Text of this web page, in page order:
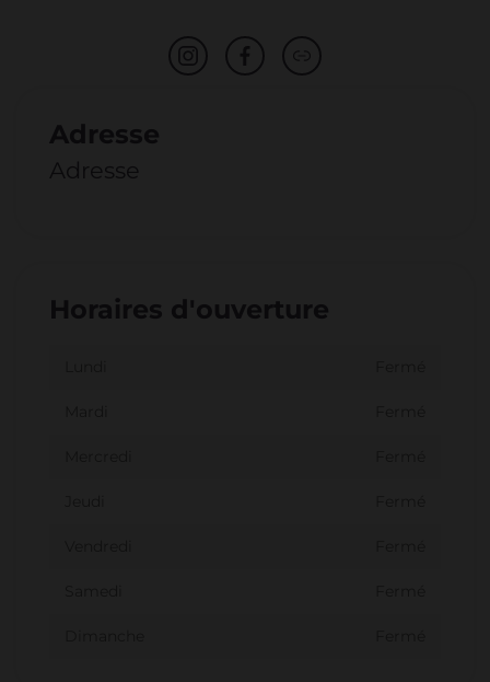
Adresse
Adresse
Horaires d'ouverture